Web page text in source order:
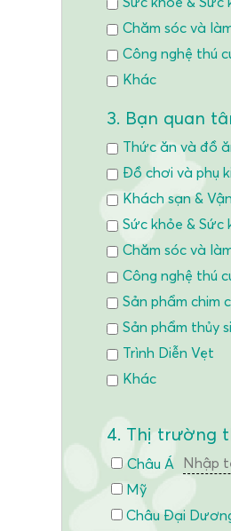
Chăm sóc và
Công nghệ thú
Khác
3. Bạn quan
Thức ăn và đồ
Đồ chơi và phụ
Khách sạn &
Sức khỏe & Sức
Chăm sóc và
Công nghệ thú
Sản phẩm chim
Sản phẩm thủy
Trình Diễn Vẹt
Khác
4. Thị trường
Châu Á
Mỹ
Châu Đại